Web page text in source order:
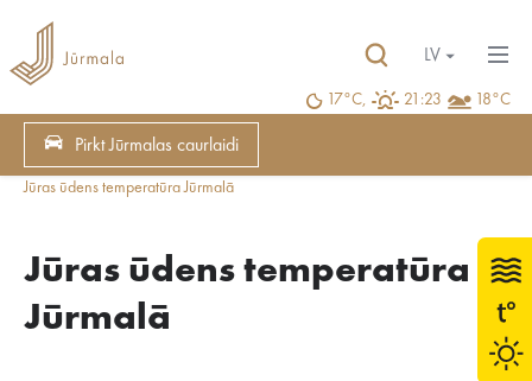
17°C, 21:23 18°C
LV
Pirkt Jūrmalas caurlaidi
Jūras ūdens temperatūra Jūrmalā
Jūras ūdens temperatūra
Jūrmalā